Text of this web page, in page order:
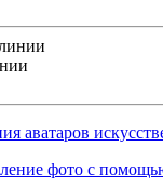
аватаров
фото с